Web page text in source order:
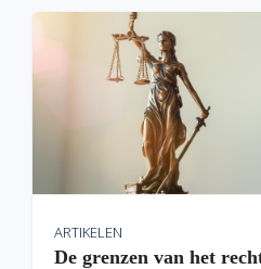
ARTIKELEN
De grenzen van het